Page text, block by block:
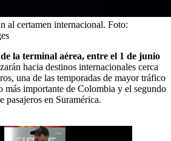
al certamen internacional. Foto:
la terminal aérea, entre el 1 de junio
hacia destinos internacionales cerca
una de las temporadas de mayor tráfico
más importante de Colombia y el segundo
en Suramérica.